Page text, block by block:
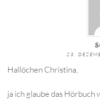
23.
Hallöchen Christina,
ja ich glaube das Hörbuch